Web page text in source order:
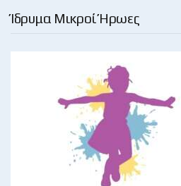
Ίδρυμα Μικροί Ήρωες